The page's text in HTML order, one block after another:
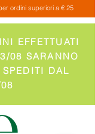
ordini superiori a € 25
EFFETTUATI
08 SARANNO
DAL